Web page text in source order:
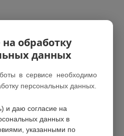
программ
лаборатория
обработку
данных
в сервисе необходимо
персональных данных.
и даю согласие на
данных в
указанными по